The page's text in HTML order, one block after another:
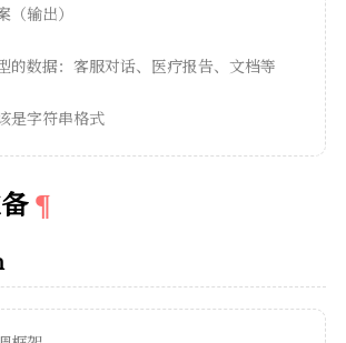
（输出）
的数据：客服对话、医疗报告、文档等
是字符串格式